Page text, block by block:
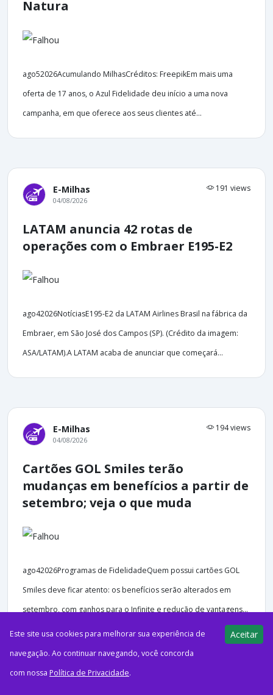
Natura
ago52026Acumulando MilhasCréditos: FreepikEm mais uma
oferta de 17 anos, o Azul Fidelidade deu início a uma nova
campanha, em que oferece aos seus clientes até...
E-Milhas 191 views
04/08/2026
LATAM anuncia 42 rotas de
operações com o Embraer E195-E2
ago42026NotíciasE195-E2 da LATAM Airlines Brasil na fábrica da
Embraer, em São José dos Campos (SP). (Crédito da imagem:
ASA/LATAM).A LATAM acaba de anunciar que começará...
E-Milhas 194 views
04/08/2026
Cartões GOL Smiles terão
mudanças em benefícios a partir de
setembro; veja o que muda
ago42026Programas de FidelidadeQuem possui cartões GOL
Smiles deve ficar atento: os benefícios serão alterados em
setembro, com ganhos para o Infinite e redução de vantagens...
Este site usa cookies para melhorar sua experiência de
navegação. Ao continuar navegando, você concorda
com nossa Política de Privacidade.
Aceitar